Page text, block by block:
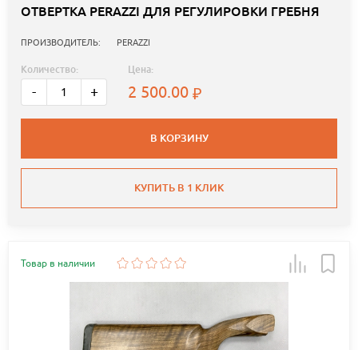
ОТВЕРТКА PERAZZI ДЛЯ РЕГУЛИРОВКИ ГРЕБНЯ
ПРОИЗВОДИТЕЛЬ: PERAZZI
Количество:
- +
Цена:
2 500.00
В КОРЗИНУ
КУПИТЬ В 1 КЛИК
Товар в наличии